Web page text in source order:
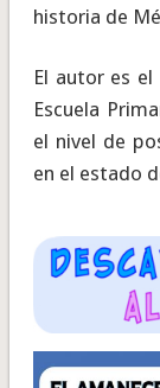
historia de
El autor es el
Escuela
el nivel de
en el estado